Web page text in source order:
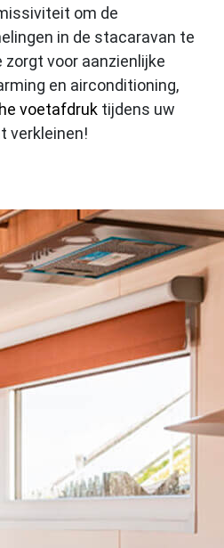
om de
in de stacaravan te
zorgt voor aanzienlijke
en airconditioning,
voetafdruk tijdens uw
verkleinen!